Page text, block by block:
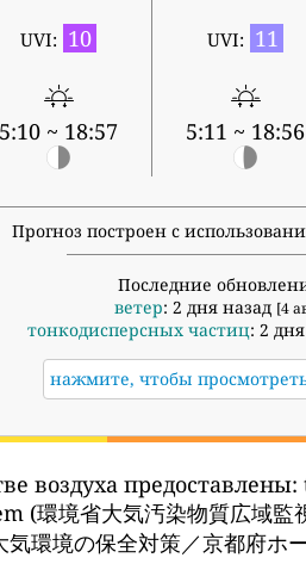
UVI: 10
5:10 ~ 18:57
UVI: 11
5:11 ~ 18:56
Прогноз построен с
Последние
ветер: 2 дня назад [4
тонкодисперсных частиц: 2
нажмите, чтобы
воздуха предоставлены:
(環境省大気汚染物質広域監
環境の保全対策／京都府ホ